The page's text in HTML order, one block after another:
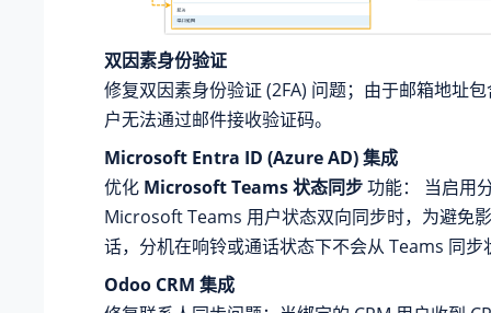
双因素身份验证
修复双因素身份验证 (2FA) 问题；由于邮箱地址
户无法通过邮件接收验证码。
Microsoft Entra ID (Azure AD) 集成
优化 Microsoft Teams 状态同步功能： 当启用
Microsoft Teams 用户状态双向同步时，为避免
话，分机在响铃或通话状态下不会从 Teams 同步
Odoo CRM 集成